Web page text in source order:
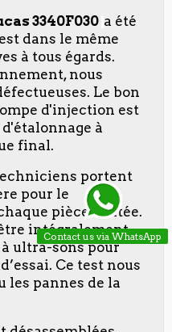
3340F030 a été
dans le même
à tous égards.
nous
Le bon
d'injection est
à
final.
portent
pour le
pièce traitée.
intégralement
ultra-sons pour
Ce test nous
les pannes de la
Contact us via WhatsApp